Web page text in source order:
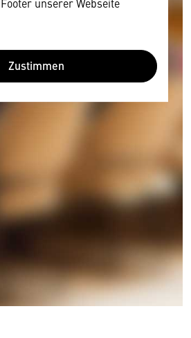
unserer Webseite
Zustimmen
gerne einen externen
benötigen wir allerdings
da Ihr Browser